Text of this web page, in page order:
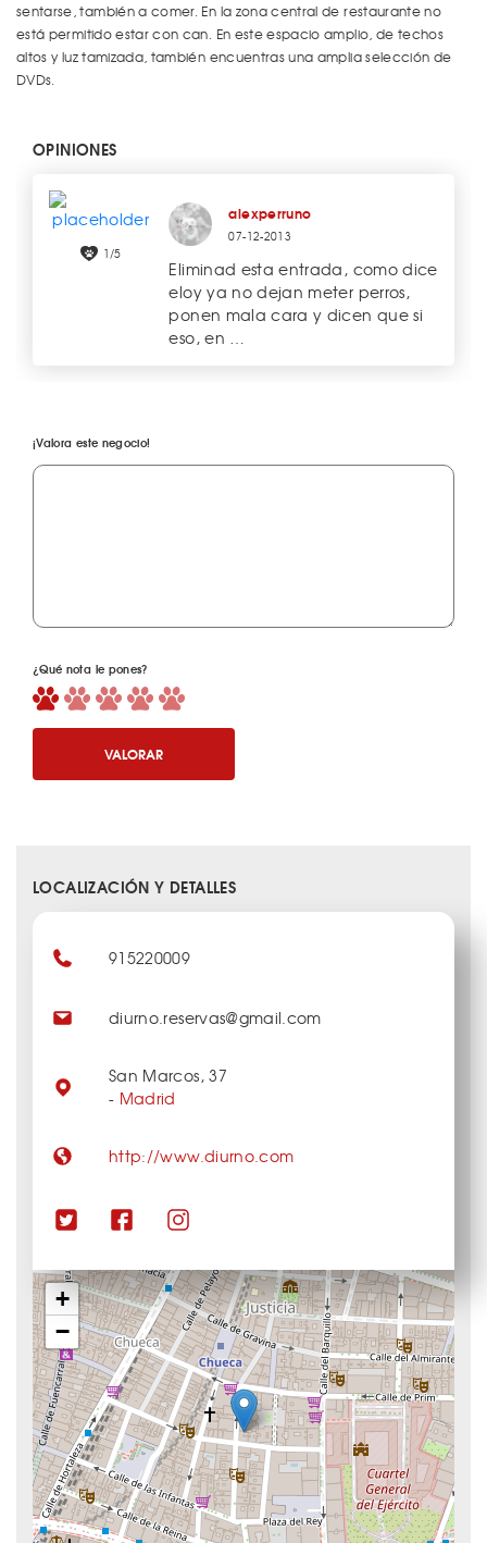
sentarse, también a comer. En la zona central de restaurante no
está permitido estar con can. En este espacio amplio, de techos
altos y luz tamizada, también encuentras una amplia selección de
DVDs.
OPINIONES
1/5
alexperruno
07-12-2013
Eliminad esta entrada, como dice
eloy ya no dejan meter perros,
ponen mala cara y dicen que si
eso, en …
¡Valora este negocio!
¿Qué nota le pones?
VALORAR
LOCALIZACIÓN Y DETALLES
+
−
915220009
diurno.reservas@gmail.com
San Marcos, 37
- Madrid
http://www.diurno.com